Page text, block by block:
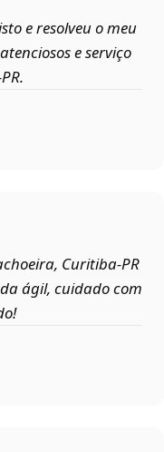
e resolveu o meu
e serviço
Curitiba‑PR
ágil, cuidado com